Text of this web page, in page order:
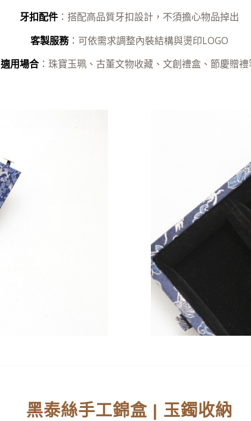
牙扣配件 ：搭配高品質牙扣設計，不須擔心物品掉出
客製服務：可依需求調整內裝結構與燙印LOGO
適用場合 ：珠寶玉珮、古董文物收藏、文創禮盒、節慶贈
黑泰絲手工錦盒 | 玉鐲收納